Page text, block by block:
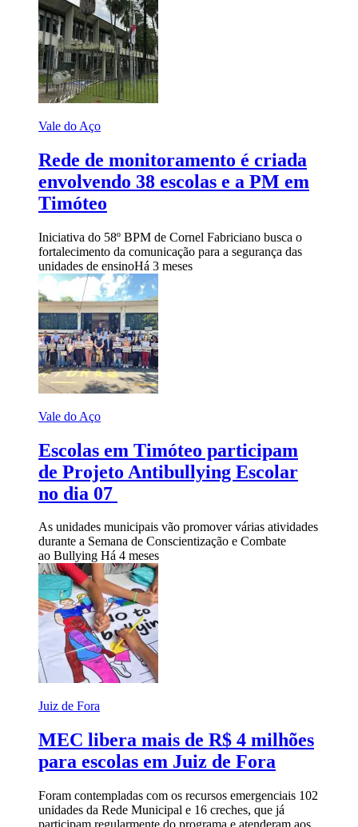
Vale do Aço
Rede de monitoramento é criada
envolvendo 38 escolas e a PM em
Timóteo
Iniciativa do 58º BPM de Cornel Fabriciano busca o
fortalecimento da comunicação para a segurança das
unidades de ensinoHá 3 meses
Vale do Aço
Escolas em Timóteo participam
de Projeto Antibullying Escolar
no dia 07
As unidades municipais vão promover várias atividades
durante a Semana de Conscientização e Combate
ao Bullying Há 4 meses
Juiz de Fora
MEC libera mais de R$ 4 milhões
para escolas em Juiz de Fora
Foram contempladas com os recursos emergenciais 102
unidades da Rede Municipal e 16 creches, que já